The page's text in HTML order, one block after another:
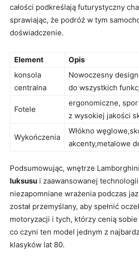
całości podkreślają futurystyczny
sprawiając, że podróż w tym
doświadczenie.
Element
Opis
konsola
centralna
Nowoczesny
do wszystkich
Fotele
ergonomiczne,
z wysokiej jakości
Wykończenia
Włókno
akcenty,metalowe
Podsumowując, wnętrze
luksusu i zaawansowanej
niezapomniane wrażenia podczas
został przemyślany, aby spełnić
motoryzacji i tych, którzy cenią
co czyni ten model jednym z
klasyków lat 80.